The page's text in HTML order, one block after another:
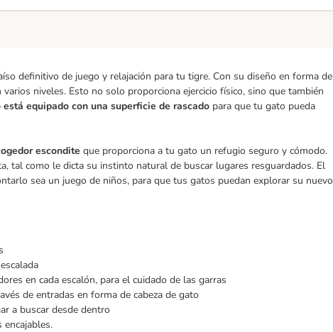
definitivo de juego y relajación para tu tigre. Con su diseño en forma de
niveles. Esto no solo proporciona ejercicio físico, sino que también
está equipado con una superficie de rascado para que tu gato pueda
escondite que proporciona a tu gato un refugio seguro y cómodo.
tal como le dicta su instinto natural de buscar lugares resguardados. El
sea un juego de niños, para que tus gatos puedan explorar su nuevo
en cada escalón, para el cuidado de las garras
de entradas en forma de cabeza de gato
a buscar desde dentro
encajables.